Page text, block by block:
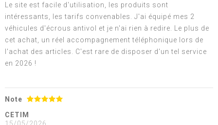
Le site est facile d'utilisation, les produits sont
intéressants, les tarifs convenables. J'ai équipé mes 2
véhicules d'écrous antivol et je n'ai rien à redire. Le plus de
cet achat, un réel accompagnement téléphonique lors de
l'achat des articles. C'est rare de disposer d'un tel service
en 2026 !
Note
CETIM